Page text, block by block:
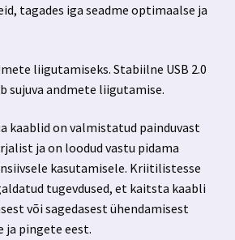
tagades iga seadme optimaalse ja
liigutamiseks. Stabiilne USB 2.0
sujuva andmete liigutamise.
kaablid on valmistatud painduvast
ja on loodud vastu pidama
kasutamisele. Kriitilistesse
tugevdused, et kaitsta kaabli
või sagedasest ühendamisest
pingete eest.